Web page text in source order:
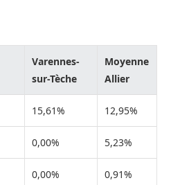
Varennes-
sur-Tèche
Moyenne
Allier
15,61% 12,95%
0,00% 5,23%
0,00% 0,91%